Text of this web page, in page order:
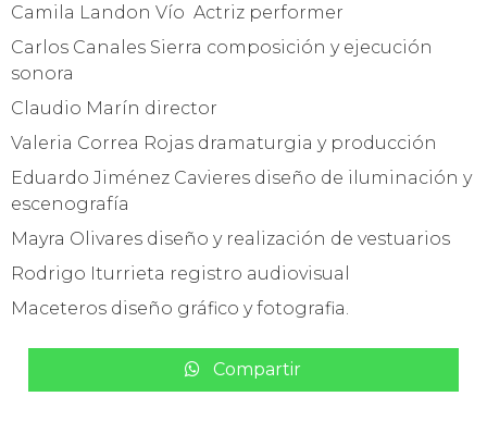
Camila Landon Vío Actriz performer
Carlos Canales Sierra composición y ejecución
sonora
Claudio Marín director
Valeria Correa Rojas dramaturgia y producción
Eduardo Jiménez Cavieres diseño de iluminación y
escenografía
Mayra Olivares diseño y realización de vestuarios
Rodrigo Iturrieta registro audiovisual
Maceteros diseño gráfico y fotografia.
Compartir